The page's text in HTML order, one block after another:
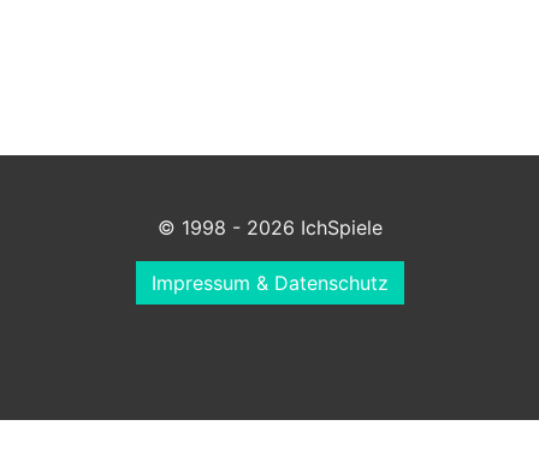
© 1998 - 2026 IchSpiele
Impressum & Datenschutz